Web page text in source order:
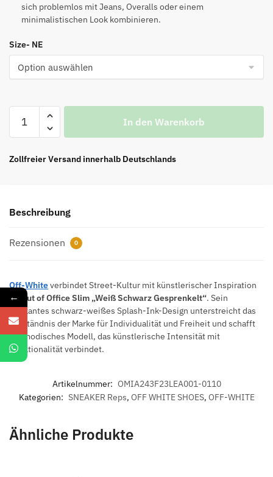
sich problemlos mit Jeans, Overalls oder einem
minimalistischen Look kombinieren.
Size- NE
White
of
Schwarz
Menge
In den Warenkorb
Zollfreier Versand innerhalb Deutschlands
Beschreibung
Rezensionen 0
Off-Whiteverbindet Street-Kultur mit künstlerischer Inspiration
im
Out of Office Slim „Weiß Schwarz Gesprenkelt“. Sein
markantes schwarz-weißes Splash-Ink-Design unterstreicht das
Verständnis der Marke für Individualität und Freiheit und schafft
ein modisches Modell, das künstlerische Intensität mit
Funktionalität verbindet.
Artikelnummer: OMIA243F23LEA001-0110
Kategorien: SNEAKER Reps, OFF WHITE SHOES, OFF-WHITE
Ähnliche Produkte
←